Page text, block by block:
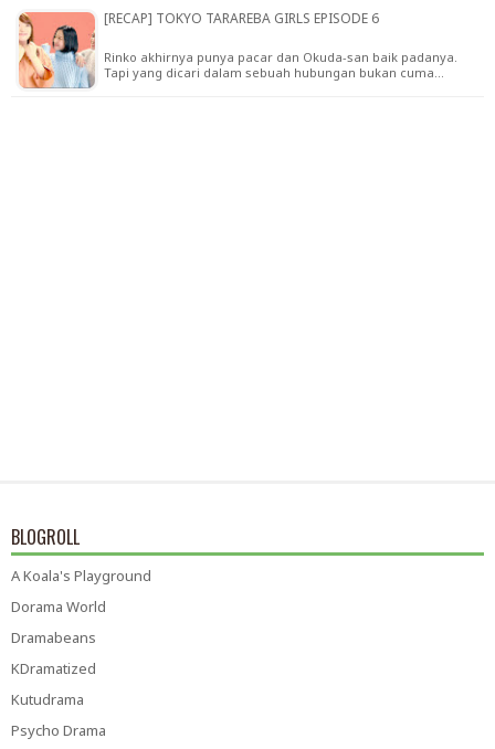
[RECAP] TOKYO TARAREBA GIRLS EPISODE 6
Rinko akhirnya punya pacar dan Okuda-san baik padanya.
Tapi yang dicari dalam sebuah hubungan bukan cuma…
BLOGROLL
A Koala's Playground
Dorama World
Dramabeans
KDramatized
Kutudrama
Psycho Drama